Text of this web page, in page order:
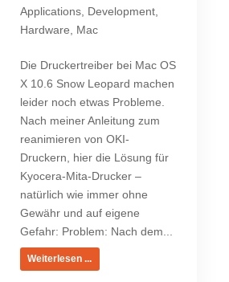
Applications, Development,
Hardware
Mac
Die Druckertreiber bei Mac OS
X 10.6 Snow Leopard machen
leider noch etwas Probleme.
Nach meiner Anleitung zum
reanimieren von OKI-
Druckern, hier die Lösung für
Kyocera-Mita-Drucker –
natürlich wie immer ohne
Gewähr und auf eigene
Gefahr: Problem: Nach dem...
Weiterlesen ...